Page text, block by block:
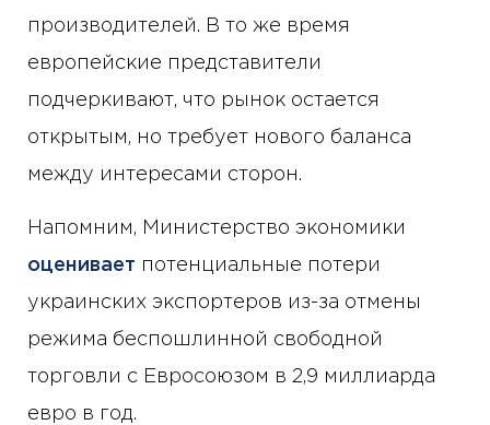
производителей. В то же время
европейские представители
подчеркивают, что рынок остается
открытым, но требует нового баланса
между интересами сторон.
Напомним, Министерство экономики
оценивает потенциальные потери
украинских экспортеров из-за отмены
режима беспошлинной свободной
торговли с Евросоюзом в 2,9 миллиарда
евро в год.